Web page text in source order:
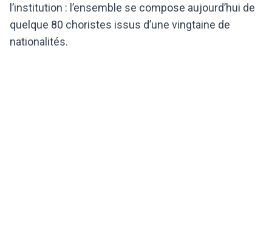
l’institution : l’ensemble se compose aujourd’hui de
quelque 80 choristes issus d’une vingtaine de
nationalités.